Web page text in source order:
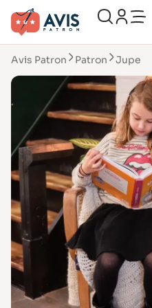
Avis Patron Patron Jupe